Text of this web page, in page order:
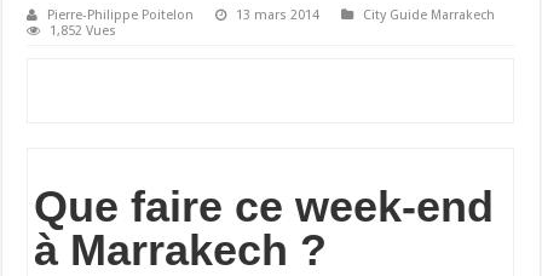
Pierre-Philippe Poitelon 13 mars 2014
City Guide Marrakech
1,852 Vues
Que faire ce week-end
à Marrakech ?